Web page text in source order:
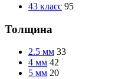
43 класс 95
Толщина
2.5 мм 33
4 мм 42
5 мм 20